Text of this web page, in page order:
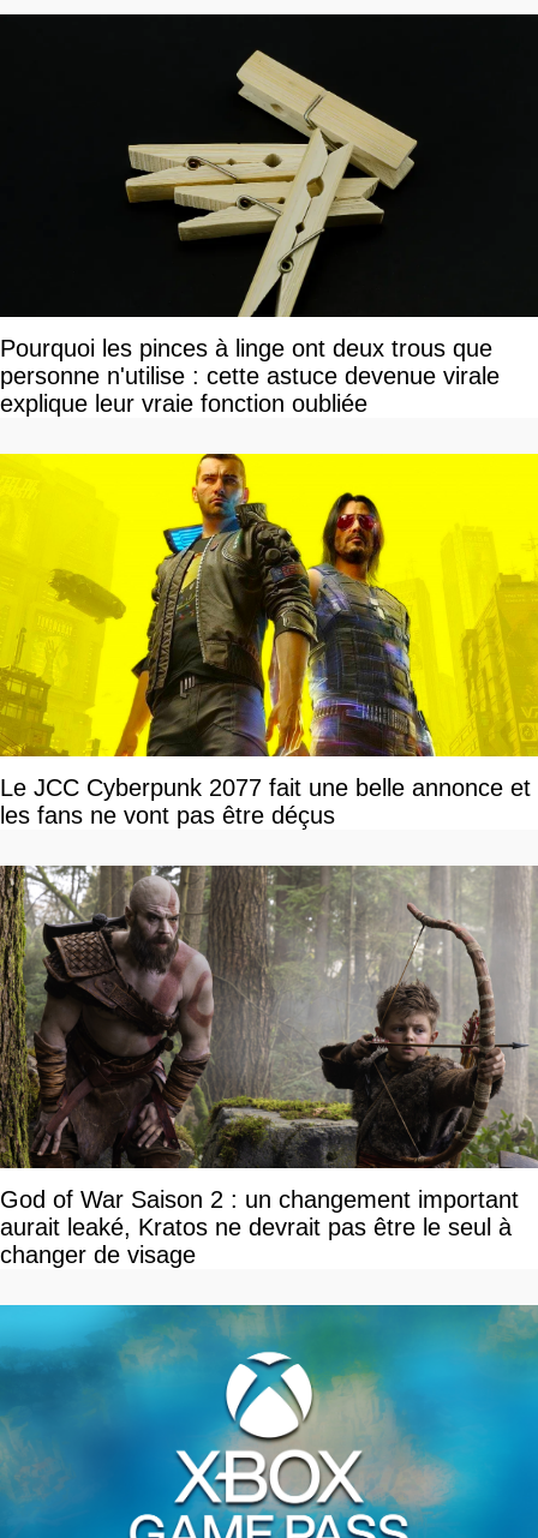
Pourquoi les pinces à linge ont deux trous que
personne n'utilise : cette astuce devenue virale
explique leur vraie fonction oubliée
Le JCC Cyberpunk 2077 fait une belle annonce et
les fans ne vont pas être déçus
God of War Saison 2 : un changement important
aurait leaké, Kratos ne devrait pas être le seul à
changer de visage